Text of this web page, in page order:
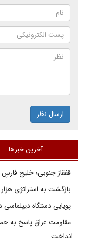
ارسال نظر
آخرین خبرها
قفقاز جنوبی؛ خلیج فارسِ
بازگشت به استراتژی
پویایی دستگاه دیپلماسی
مقاومت عراق پاسخ به
انداخت